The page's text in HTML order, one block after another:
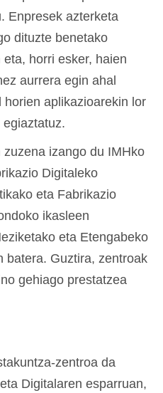
Enpresek azterketa
dituzte benetako
horri esker, haien
aurrera egin ahal
aplikazioarekin lor
izango du IMHko
Digitaleko
eta Fabrikazio
ikasleen
eta Etengabeko
batera. Guztira, zentroak
gehiago prestatzea
zentroa da
Digitalaren esparruan,